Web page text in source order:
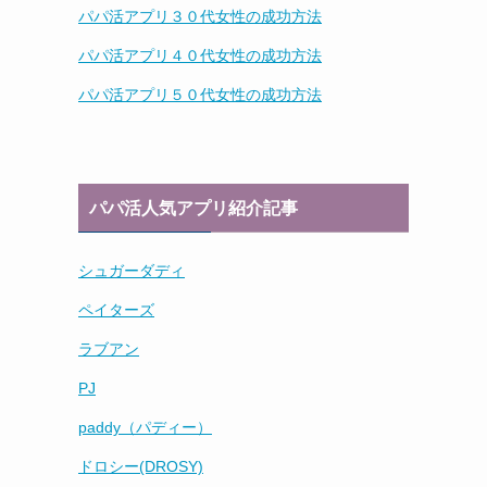
パパ活アプリ３０代女性の成功方法
パパ活アプリ４０代女性の成功方法
パパ活アプリ５０代女性の成功方法
パパ活人気アプリ紹介記事
シュガーダディ
ペイターズ
ラブアン
PJ
paddy（パディー）
ドロシー(DROSY)